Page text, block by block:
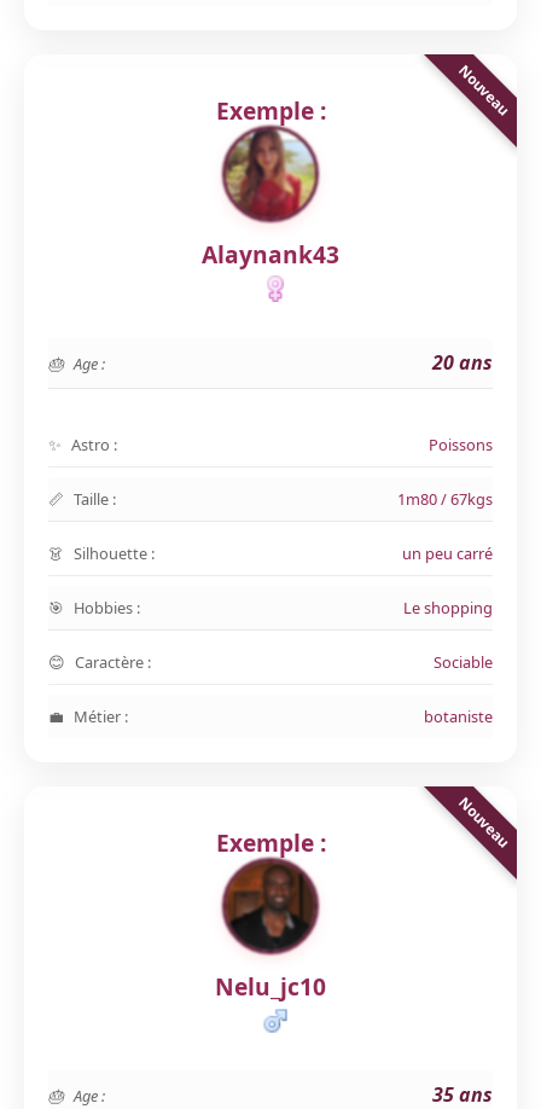
Exemple :
Alaynank43
Age : 20 ans
Astro : Poissons
Taille : 1m80 / 67kgs
Silhouette : un peu carré
Hobbies : Le shopping
Caractère : Sociable
Métier : botaniste
Exemple :
Nelu_jc10
Age : 35 ans